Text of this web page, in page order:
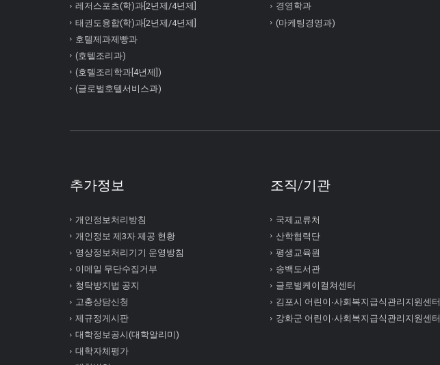
레저스포츠(학)과[2년제/4년제]
태권도융합(학)과[2년제/4년제]
호텔제과제빵과
(호텔조리과)
(호텔조리학과[4년제])
(글로벌호텔서비스과)
경영학과
(마케팅경영과)
추가정보
개인정보처리방침
개인정보 제3자 제공 현황
영상정보처리기기 운영방침
이메일 무단수집거부
청탁방지법 공지
고충상담신청
제규정게시판
대학정보공시(대학알리미)
대학자체평가
조직/기관
국제교류처
산학협력단
평생교육원
송백도서관
글로벌케이컬쳐센터
김포시 어린이∙사회복지급식관리지원센터
강화군 어린이∙사회복지급식관리지원센터